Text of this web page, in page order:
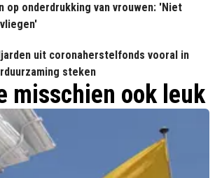
op onderdrukking van vrouwen: 'Niet
uit coronaherstelfonds vooral in
steken
misschien ook leuk